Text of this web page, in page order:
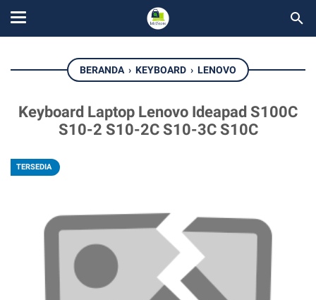
BERANDA › KEYBOARD › LENOVO
Keyboard Laptop Lenovo Ideapad S100C
S10-2 S10-2C S10-3C S10C
TERSEDIA